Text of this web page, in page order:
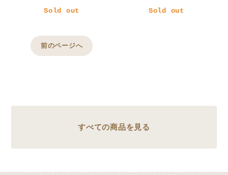
Sold out Sold out
前のページへ
すべての商品を見る